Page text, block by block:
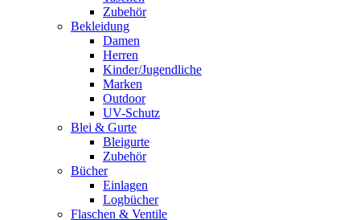
Zubehör
Bekleidung
Damen
Herren
Kinder/Jugendliche
Marken
Outdoor
UV-Schutz
Blei & Gurte
Bleigurte
Zubehör
Bücher
Einlagen
Logbücher
Flaschen & Ventile